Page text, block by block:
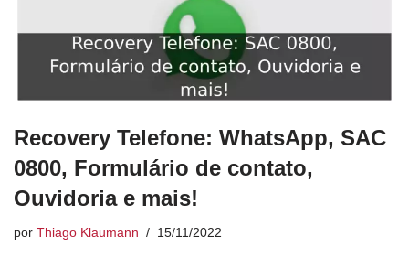
Recovery Telefone: WhatsApp, SAC
0800, Formulário de contato,
Ouvidoria e mais!
por Thiago Klaumann 15/11/2022